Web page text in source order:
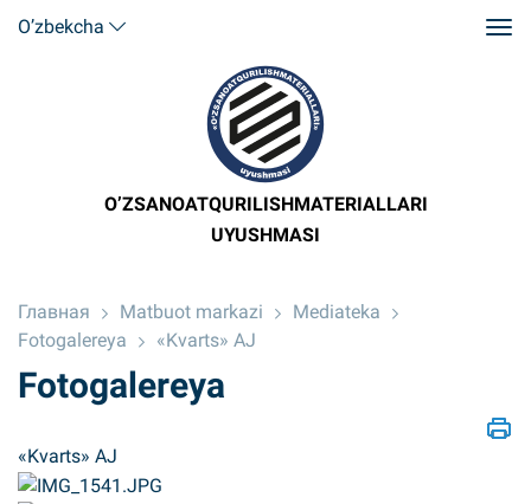
O’zbekcha
O’ZSANOATQURILISHMATERIALLARI
UYUSHMASI
Главная Matbuot markazi
Mediateka
Fotogalereya
«Kvarts» AJ
Fotogalereya
«Kvarts» AJ